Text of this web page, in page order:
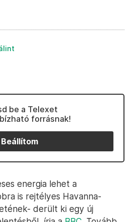
be a Telexet
forrásnak!
Beállítom
energia lehet a
is rejtélyes Havanna-
derült ki egy új